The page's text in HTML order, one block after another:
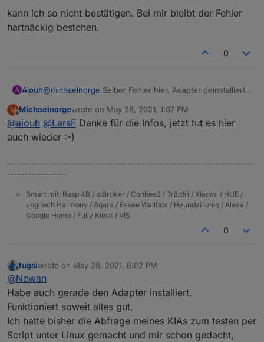
kann ich so nicht bestätigen. Bei mir bleibt der Fehler
hartnäckig bestehen.
0
A Aiouh@michaelnorge Selber Fehler hier, Adapter deinstalliert
Jetzt klappt wieder alles.
M
Offline
Michaelnorgewrote on May 28, 2021, 1:07 PM
last edited by
@aiouh @LarsF Danke für die Infos, jetzt tut es hier
auch wieder :-)
–---------------------------------------------------------------------
-----------------
Smart mit: Rasp 4B / ioBroker / Conbee2 / Trådfri / Xiaomi / HUE /
Logitech Harmony / Aqara / Easee Wallbox / Hyundai Ioniq / Alexa /
Google Home / Fully Kiosk / VIS
0
Offline
tugsiwrote on May 28, 2021, 8:02 PM
last edited by
@Newan
Habe auch gerade den Adapter installiert.
Funktioniert soweit alles gut.
Ich hatte bisher die Abfrage meines KIAs zum testen per
Script unter Linux gemacht und mir schon gedacht,